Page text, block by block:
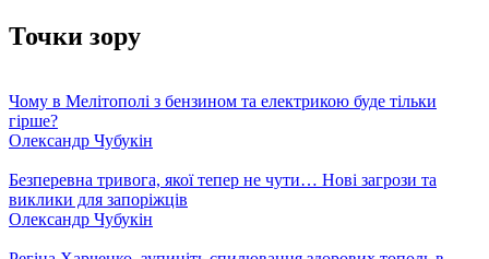
Точки зору
Чому в Мелітополі з бензином та електрикою буде тільки
гірше?
Олександр Чубукін
Безперевна тривога, якої тепер не чути… Нові загрози та
виклики для запоріжців
Олександр Чубукін